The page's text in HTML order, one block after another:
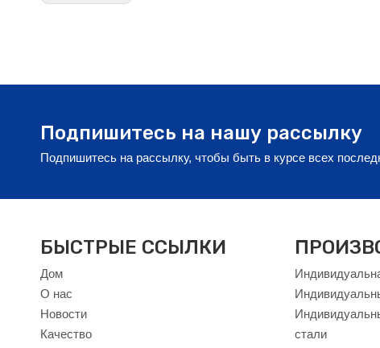
Подпишитесь на нашу рассылку
Подпишитесь на рассылку, чтобы быть в курсе всех
БЫСТРЫЕ ССЫЛКИ
Дом
О нас
Новости
Качество
стали